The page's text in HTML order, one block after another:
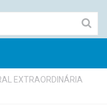
EXTRAORDINÁRIA